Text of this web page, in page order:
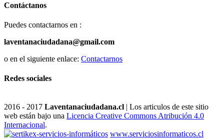
Contáctanos
Puedes contactarnos en :
laventanaciudadana@gmail.com
o en el siguiente enlace: Contactarnos
Redes sociales
2016 - 2017 Laventanaciudadana.cl | Los articulos de este sitio
web están bajo una Licencia Creative Commons Atribución 4.0
Internacional.
www.serviciosinformaticos.cl